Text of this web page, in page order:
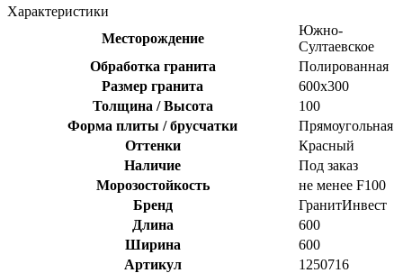
Характеристики
Месторождение
Южно-
Султаевское
Обработка гранита
Полированная
Размер гранита
600х300
Толщина / Высота
100
Форма плиты / брусчатки
Прямоугольная
Оттенки
Красный
Наличие
Под заказ
Морозостойкость
не менее F100
Бренд
ГранитИнвест
Длина
600
Ширина
600
Артикул
1250716